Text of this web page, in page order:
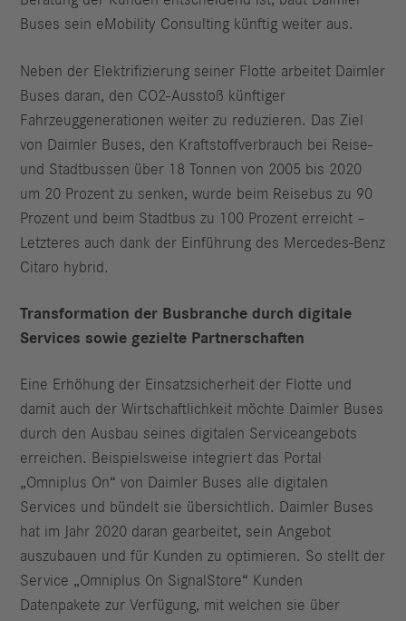
Buses sein eMobility Consulting künftig weiter aus.
Neben der Elektrifizierung seiner Flotte arbeitet Daimler
Buses daran, den CO2-Ausstoß künftiger
Fahrzeuggenerationen weiter zu reduzieren. Das Ziel
von Daimler Buses, den Kraftstoffverbrauch bei Reise-
und Stadtbussen über 18 Tonnen von 2005 bis 2020
um 20 Prozent zu senken, wurde beim Reisebus zu 90
Prozent und beim Stadtbus zu 100 Prozent erreicht –
Letzteres auch dank der Einführung des Mercedes-Benz
Citaro hybrid.
Transformation der Busbranche durch digitale
Services sowie gezielte Partnerschaften
Eine Erhöhung der Einsatzsicherheit der Flotte und
damit auch der Wirtschaftlichkeit möchte Daimler Buses
durch den Ausbau seines digitalen Serviceangebots
erreichen. Beispielsweise integriert das Portal
„Omniplus On“ von Daimler Buses alle digitalen
Services und bündelt sie übersichtlich. Daimler Buses
hat im Jahr 2020 daran gearbeitet, sein Angebot
auszubauen und für Kunden zu optimieren. So stellt der
Service „Omniplus On SignalStore“ Kunden
Datenpakete zur Verfügung, mit welchen sie über